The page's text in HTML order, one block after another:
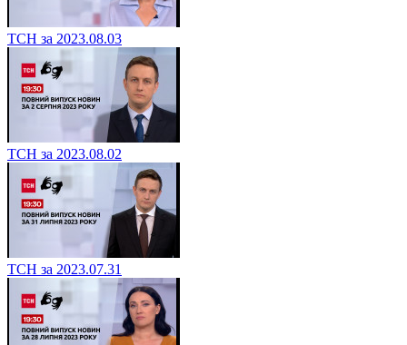
ТСН за 2023.08.03
ТСН за 2023.08.02
ТСН за 2023.07.31